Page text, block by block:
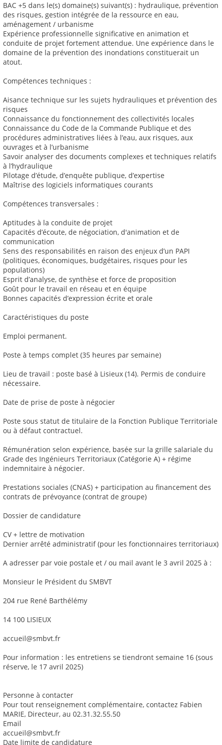
BAC +5 dans le(s) domaine(s) suivant(s) : hydraulique, prévention
des risques, gestion intégrée de la ressource en eau,
aménagement / urbanisme
Expérience professionnelle significative en animation et
conduite de projet fortement attendue. Une expérience dans le
domaine de la prévention des inondations constituerait un
atout.
Compétences techniques :
Aisance technique sur les sujets hydrauliques et prévention des
risques
Connaissance du fonctionnement des collectivités locales
Connaissance du Code de la Commande Publique et des
procédures administratives liées à l’eau, aux risques, aux
ouvrages et à l’urbanisme
Savoir analyser des documents complexes et techniques relatifs
à l’hydraulique
Pilotage d’étude, d’enquête publique, d’expertise
Maîtrise des logiciels informatiques courants
Compétences transversales :
Aptitudes à la conduite de projet
Capacités d’écoute, de négociation, d'animation et de
communication
Sens des responsabilités en raison des enjeux d’un PAPI
(politiques, économiques, budgétaires, risques pour les
populations)
Esprit d’analyse, de synthèse et force de proposition
Goût pour le travail en réseau et en équipe
Bonnes capacités d’expression écrite et orale
Caractéristiques du poste
Emploi permanent.
Poste à temps complet (35 heures par semaine)
Lieu de travail : poste basé à Lisieux (14). Permis de conduire
nécessaire.
Date de prise de poste à négocier
Poste sous statut de titulaire de la Fonction Publique Territoriale
ou à défaut contractuel.
Rémunération selon expérience, basée sur la grille salariale du
Grade des Ingénieurs Territoriaux (Catégorie A) + régime
indemnitaire à négocier.
Prestations sociales (CNAS) + participation au financement des
contrats de prévoyance (contrat de groupe)
Dossier de candidature
CV + lettre de motivation
Dernier arrêté administratif (pour les fonctionnaires territoriaux)
A adresser par voie postale et / ou mail avant le 3 avril 2025 à :
Monsieur le Président du SMBVT
204 rue René Barthélémy
14 100 LISIEUX
accueil@smbvt.fr
Pour information : les entretiens se tiendront semaine 16 (sous
réserve, le 17 avril 2025)
Personne à contacter
Pour tout renseignement complémentaire, contactez Fabien
MARIE, Directeur, au 02.31.32.55.50
Email
accueil@smbvt.fr
Date limite de candidature